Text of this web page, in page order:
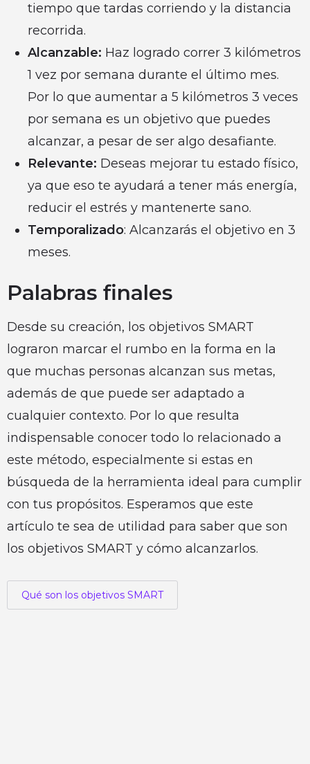
tiempo que tardas corriendo y la distancia
recorrida.
Alcanzable: Haz logrado correr 3 kilómetros
1 vez por semana durante el último mes.
Por lo que aumentar a 5 kilómetros 3 veces
por semana es un objetivo que puedes
alcanzar, a pesar de ser algo desafiante.
Relevante: Deseas mejorar tu estado físico,
ya que eso te ayudará a tener más energía,
reducir el estrés y mantenerte sano.
Temporalizado: Alcanzarás el objetivo en 3
meses.
Palabras finales
Desde su creación, los objetivos SMART
lograron marcar el rumbo en la forma en la
que muchas personas alcanzan sus metas,
además de que puede ser adaptado a
cualquier contexto. Por lo que resulta
indispensable conocer todo lo relacionado a
este método, especialmente si estas en
búsqueda de la herramienta ideal para cumplir
con tus propósitos. Esperamos que este
artículo te sea de utilidad para saber que son
los objetivos SMART y cómo alcanzarlos.
Qué son los objetivos SMART